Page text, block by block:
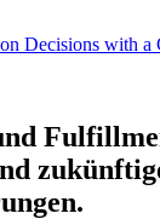
Decisions with a